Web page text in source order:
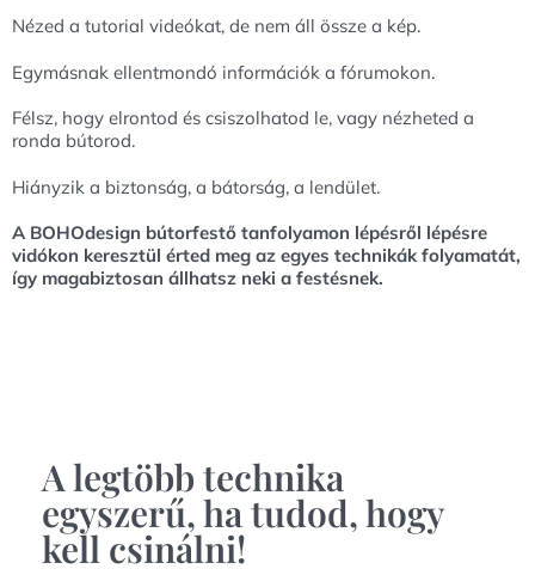
Nézed a tutorial videókat, de nem áll össze a kép.
Egymásnak ellentmondó információk a fórumokon.
Félsz, hogy elrontod és csiszolhatod le, vagy nézheted a
ronda bútorod.
Hiányzik a biztonság, a bátorság, a lendület.
A BOHOdesign bútorfestő tanfolyamon lépésről lépésre
vidókon keresztül érted meg az egyes technikák folyamatát,
így magabiztosan állhatsz neki a festésnek.
A legtöbb technika
egyszerű, ha tudod, hogy
kell csinálni!